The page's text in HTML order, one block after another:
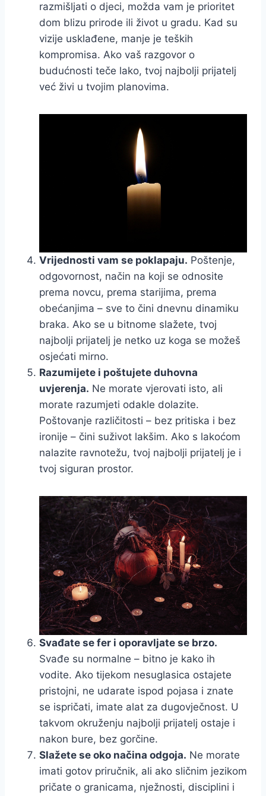
razmišljati o djeci, možda vam je prioritet
dom blizu prirode ili život u gradu. Kad su
vizije usklađene, manje je teških
kompromisa. Ako vaš razgovor o
budućnosti teče lako, tvoj najbolji prijatelj
već živi u tvojim planovima.
Vrijednosti vam se poklapaju. Poštenje,
odgovornost, način na koji se odnosite
prema novcu, prema starijima, prema
obećanjima – sve to čini dnevnu dinamiku
braka. Ako se u bitnome slažete, tvoj
najbolji prijatelj je netko uz koga se možeš
osjećati mirno.
Razumijete i poštujete duhovna
uvjerenja. Ne morate vjerovati isto, ali
morate razumjeti odakle dolazite.
Poštovanje različitosti – bez pritiska i bez
ironije – čini suživot lakšim. Ako s lakoćom
nalazite ravnotežu, tvoj najbolji prijatelj je i
tvoj siguran prostor.
Svađate se fer i oporavljate se brzo.
Svađe su normalne – bitno je kako ih
vodite. Ako tijekom nesuglasica ostajete
pristojni, ne udarate ispod pojasa i znate
se ispričati, imate alat za dugovječnost. U
takvom okruženju najbolji prijatelj ostaje i
nakon bure, bez gorčine.
Slažete se oko načina odgoja. Ne morate
imati gotov priručnik, ali ako sličnim jezikom
pričate o granicama, nježnosti, disciplini i